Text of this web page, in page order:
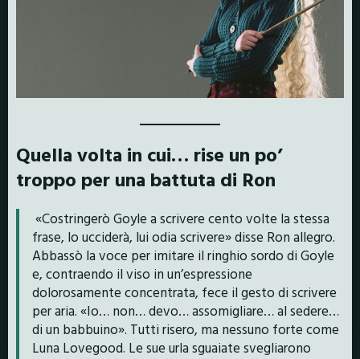
Quella volta in cui… rise un po’
troppo per una battuta di Ron
«Costringerò Goyle a scrivere cento volte la stessa
frase, lo ucciderà, lui odia scrivere» disse Ron allegro.
Abbassò la voce per imitare il ringhio sordo di Goyle
e, contraendo il viso in un’espressione
dolorosamente concentrata, fece il gesto di scrivere
per aria. «Io… non… devo… assomigliare… al sedere…
di un babbuino». Tutti risero, ma nessuno forte come
Luna Lovegood. Le sue urla sguaiate svegliarono